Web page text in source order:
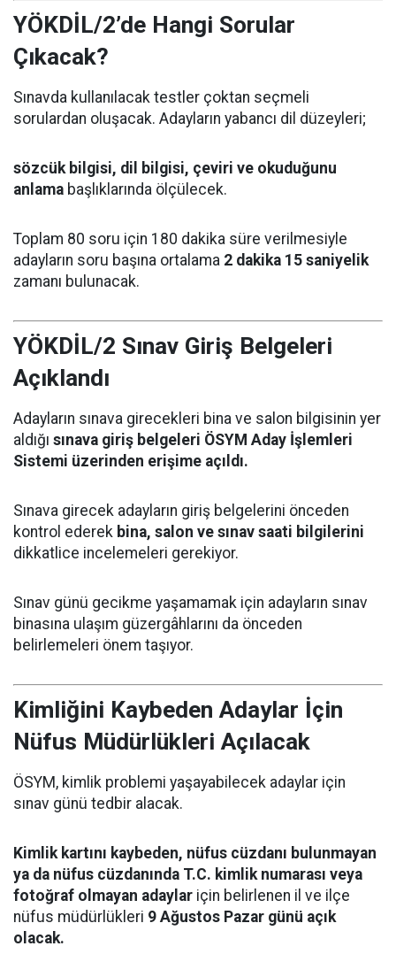
YÖKDİL/2’de Hangi Sorular
Çıkacak?
Sınavda kullanılacak testler çoktan seçmeli
sorulardan oluşacak. Adayların yabancı dil düzeyleri;
sözcük bilgisi, dil bilgisi, çeviri ve okuduğunu
anlama başlıklarında ölçülecek.
Toplam 80 soru için 180 dakika süre verilmesiyle
adayların soru başına ortalama 2 dakika 15 saniyelik
zamanı bulunacak.
YÖKDİL/2 Sınav Giriş Belgeleri
Açıklandı
Adayların sınava girecekleri bina ve salon bilgisinin yer
aldığı sınava giriş belgeleri ÖSYM Aday İşlemleri
Sistemi üzerinden erişime açıldı.
Sınava girecek adayların giriş belgelerini önceden
kontrol ederek bina, salon ve sınav saati bilgilerini
dikkatlice incelemeleri gerekiyor.
Sınav günü gecikme yaşamamak için adayların sınav
binasına ulaşım güzergâhlarını da önceden
belirlemeleri önem taşıyor.
Kimliğini Kaybeden Adaylar İçin
Nüfus Müdürlükleri Açılacak
ÖSYM, kimlik problemi yaşayabilecek adaylar için
sınav günü tedbir alacak.
Kimlik kartını kaybeden, nüfus cüzdanı bulunmayan
ya da nüfus cüzdanında T.C. kimlik numarası veya
fotoğraf olmayan adaylar için belirlenen il ve ilçe
nüfus müdürlükleri 9 Ağustos Pazar günü açık
olacak.